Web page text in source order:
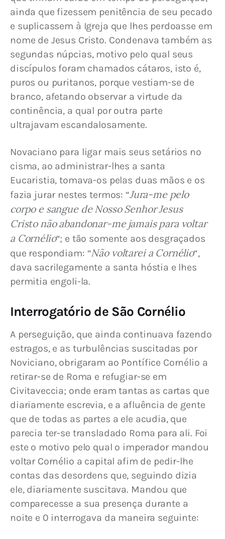
ainda que fizessem penitência de seu pecado
e suplicassem à Igreja que lhes perdoasse em
nome de Jesus Cristo. Condenava também as
segundas núpcias, motivo pelo qual seus
discípulos foram chamados cátaros, isto é,
puros ou puritanos, porque vestiam­-se de
branco, afetando observar a virtude da
continência, a qual por outra parte
ultrajavam escandalosamente.
Novaciano para ligar mais seus setários no
cisma, ao administrar-lhes a santa
Eucaristia, tomava-os pelas duas mãos e os
fazia jurar nestes termos: “Jura-me pelo
corpo e sangue de Nosso Senhor Jesus
Cristo não abandonar-me jamais para voltar
a Cornélio“; e tão somente aos desgraçados
que respondiam: “Não voltarei a Cornélio“,
dava sacrilegamente a santa hóstia e lhes
permitia engoli-la.
Interrogatório de São Cornélio
A perseguição, que ainda continuava fazendo
estragos, e as turbulências suscitadas por
Noviciano, obrigaram ao Pontífice Cornélio a
retirar-se de Roma e refugiar-se em
Civitaveccia; onde eram tantas as cartas que
diariamente escrevia, e a afluência de gente
que de todas as partes a ele acudia, que
parecia ter-se transladado Roma para ali. Foi
este o motivo pelo qual o imperador mandou
voltar Cornélio a capital afim de pedir-lhe
contas das desordens que, seguindo dizia
ele, diariamente suscitava. Mandou que
comparecesse a sua presença durante a
noite e 0 interrogava da maneira seguinte: